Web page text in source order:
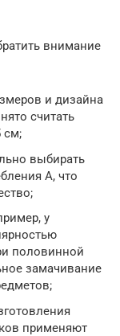
внимание
и дизайна
считать
см;
выбирать
А, что
у
половинной
замачивание
применяют